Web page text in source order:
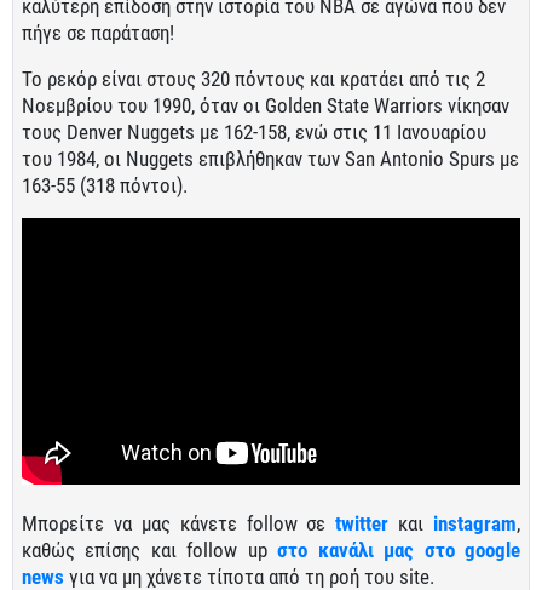
καλύτερη επίδοση στην ιστορία του ΝΒΑ σε αγώνα που δεν
πήγε σε παράταση!
Το ρεκόρ είναι στους 320 πόντους και κρατάει από τις 2
Νοεμβρίου του 1990, όταν οι Golden State Warriors νίκησαν
τους Denver Nuggets με 162-158, ενώ στις 11 Ιανουαρίου
του 1984, οι Nuggets επιβλήθηκαν των San Antonio Spurs με
163-55 (318 πόντοι).
Μπορείτε να μας κάνετε follow σεtwitter και instagram,
καθώς επίσης και follow upστο κανάλι μας στο google
news για να μη χάνετε τίποτα από τη ροή του site.